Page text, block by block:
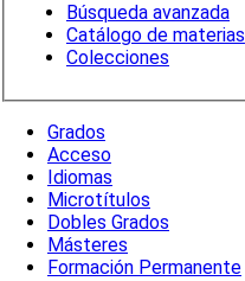
Búsqueda avanzada
Catálogo de materias
Colecciones
Grados
Acceso
Idiomas
Microtítulos
Dobles Grados
Másteres
Formación Permanente